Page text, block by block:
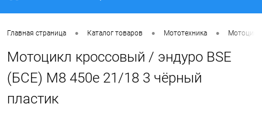
Главная страница • Каталог товаров • Мототехника •
Мотоцикл кроссовый / эндуро BSE
(БСЕ) M8 450e 21/18 3 чёрный
пластик